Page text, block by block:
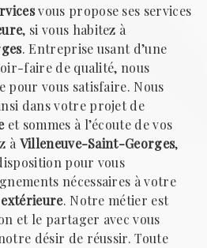
vous propose ses services
, si vous habitez à
. Entreprise usant d’une
faire de qualité, nous
pour vous satisfaire. Nous
dans votre projet de
et sommes à l’écoute de vos
àVilleneuve-Saint-Georges,
pour vous
nécessaires à votre
. Notre métier est
et le partager avec vous
désir de réussir. Toute